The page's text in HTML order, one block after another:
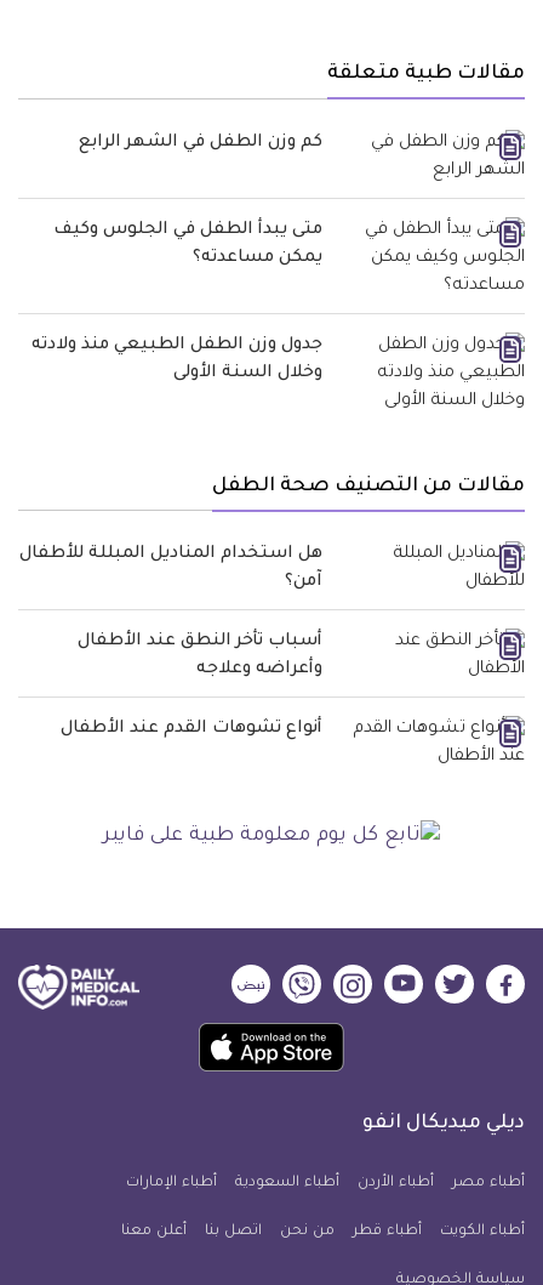
مقالات طبية متعلقة
كم وزن الطفل في الشهر الرابع
متى يبدأ الطفل في الجلوس وكيف
يمكن مساعدته؟
جدول وزن الطفل الطبيعي منذ ولادته
وخلال السنة الأولى
مقالات من التصنيف صحة الطفل
هل استخدام المناديل المبللة للأطفال
آمن؟
أسباب تأخر النطق عند الأطفال
وأعراضه وعلاجه
أنواع تشوهات القدم عند الأطفال
ديلي
فيسبوك
ديلي
تويتر
ديلي
ميديكال
يوتيوب
ديلي
ميديكال
انفو
ديلي
ميديكال
انفو
ديلي
ميديكال
انفو
حمل
تطبيق
معلومة
للآيفون
ديلي ميديكال انفو
أطباء مصر أطباء الأردن أطباء السعودية أطباء الإمارات
أطباء الكويت أطباء قطر من نحن اتصل بنا أعلن معنا
سياسة الخصوصية